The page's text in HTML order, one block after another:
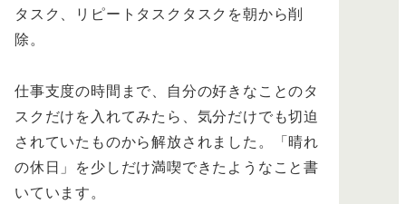
タスク、リピートタスクタスクを朝から削
除。
仕事支度の時間まで、自分の好きなことのタ
スクだけを入れてみたら、気分だけでも切迫
されていたものから解放されました。「晴れ
の休日」を少しだけ満喫できたようなこと書
いています。